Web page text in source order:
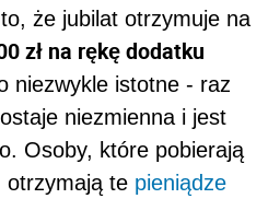
że jubilat otrzymuje na
zł na rękę dodatku
niezwykle istotne - raz
niezmienna i jest
Osoby, które pobierają
otrzymają te pieniądze